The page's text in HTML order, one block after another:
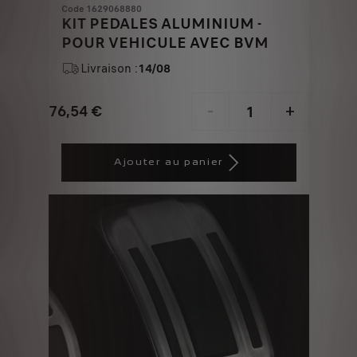
Code 1629068880
KIT PEDALES ALUMINIUM -
POUR VEHICULE AVEC BVM
Livraison :14/08
76,54 €
Price
€
- +
Quantity
1
Ajouter au panier